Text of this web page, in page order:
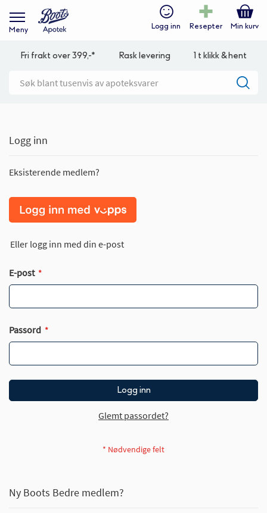
Meny Logg inn Resepter Min kurv
Fri frakt over 399,-* Rask levering 1 t klikk & hent
Logg inn
Eksisterende medlem?
Eller logg inn med din e-post
E-post
Passord
Logg inn
Glemt passordet?
Ny Boots Bedre medlem?